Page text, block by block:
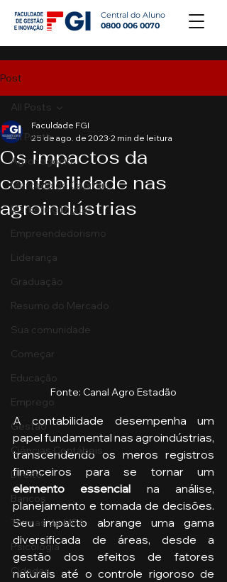
Central do Aluno
0800 006 0070
Post
All Posts
Agronegócio
Mercado de Capitais
Marketing Digital
Empreendedorismo
Liderança
Graduação
Resumo do Mercado
Sua comunidade
Começar
Educação
Emprego
Gestão
Ciências Contábeis
Direito
Bancos
Turmas de MBA
Psicologia
Cidades
All Posts
Os impactos da
contabilidade nas
agroindústrias
Faculdade FGI
25 de ago. de 2023 2 min de leitura
Fonte: Canal Agro Estadão
A contabilidade desempenha um
papel fundamental nas agroindústrias,
transcendendo os meros registros
elemento essencial na análise,
planejamento e tomada de decisões.
Seu impacto abrange uma gama
diversificada de áreas, desde a
gestão dos efeitos de fatores
naturais até o controle rigoroso de